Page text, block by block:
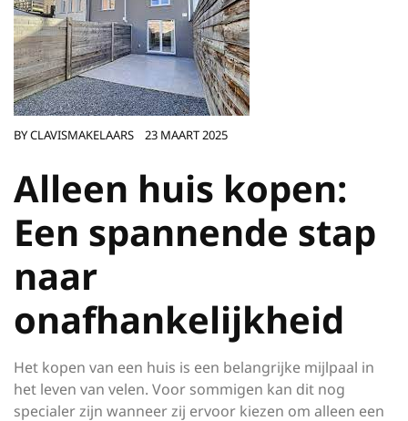
BYCLAVISMAKELAARS 23 MAART 2025
Alleen huis kopen:
Een spannende stap
naar
onafhankelijkheid
Het kopen van een huis is een belangrijke mijlpaal in
het leven van velen. Voor sommigen kan dit nog
specialer zijn wanneer zij ervoor kiezen om alleen een